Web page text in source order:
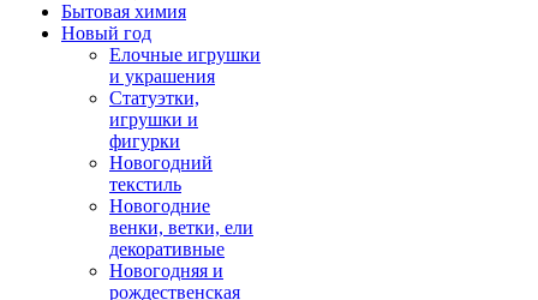
Бытовая химия
Новый год
Елочные игрушки
и украшения
Статуэтки,
игрушки и
фигурки
Новогодний
текстиль
Новогодние
венки, ветки, ели
декоративные
Новогодняя и
рождественская